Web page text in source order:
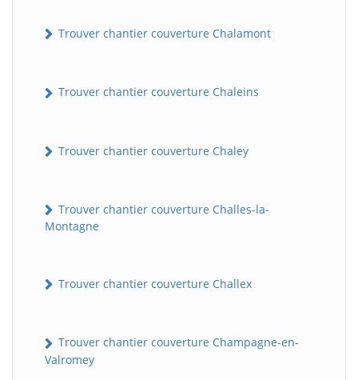
Trouver chantier couverture Chalamont
Trouver chantier couverture Chaleins
Trouver chantier couverture Chaley
Trouver chantier couverture Challes-la-
Montagne
Trouver chantier couverture Challex
Trouver chantier couverture Champagne-en-
Valromey